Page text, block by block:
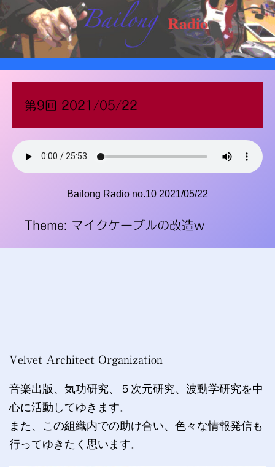
第9回 2021/05/22
Bailong Radio no.10 2021/05/22
Theme: マイクケーブルの改造w
Velvet Architect Organization
音楽出版、気功研究、５次元研究、波動学研究を中
心に活動してゆきます。
また、この組織内での助け合い、色々な情報発信も
行ってゆきたく思います。